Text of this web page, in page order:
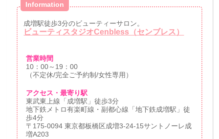
Information
成増駅徒歩3分のビューティーサロン。
ビューティスタジオCenbless（センブレス）
営業時間
10：00～19：00
（不定休/完全ご予約制/女性専用）
アクセス・最寄り駅
東武東上線「成増駅」徒歩3分
地下鉄メトロ有楽町線・副都心線「地下鉄成増駅」徒
歩4分
〒175-0094 東京都板橋区成増3-24-15サントノーレ成
増A203